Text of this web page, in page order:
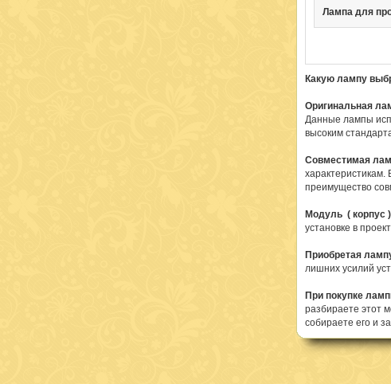
Лампа для
Какую лампу
Оригинальная
Данные лампы
высоким
Совместимая
преимущество
Модуль ( корпус )
установке в
Приобретая
лишних усилий
При покупке
разбираете этот
собираете его и